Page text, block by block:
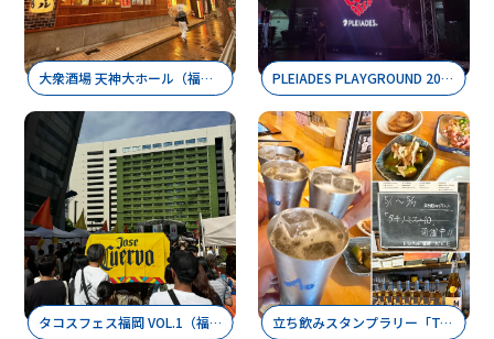
大衆酒場 天神大ホール（福岡・天神） PLEIADES PLAYGROUND 2026（福岡・天神）
タコスフェス福岡 VOL.1（福岡・天神） 立ち飲みスタンプラリー「TACHINOMIST10」（福岡・警固）